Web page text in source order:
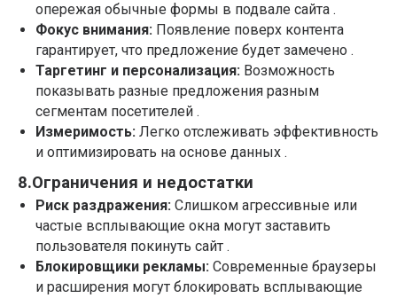
опережая обычные формы в подвале сайта .
Фокус внимания: Появление поверх контента
гарантирует, что предложение будет замечено .
Таргетинг и персонализация: Возможность
показывать разные предложения разным
сегментам посетителей .
Измеримость: Легко отслеживать эффективность
и оптимизировать на основе данных .
8.Ограничения и недостатки
Риск раздражения: Слишком агрессивные или
частые всплывающие окна могут заставить
пользователя покинуть сайт .
Блокировщики рекламы: Современные браузеры
и расширения могут блокировать всплывающие